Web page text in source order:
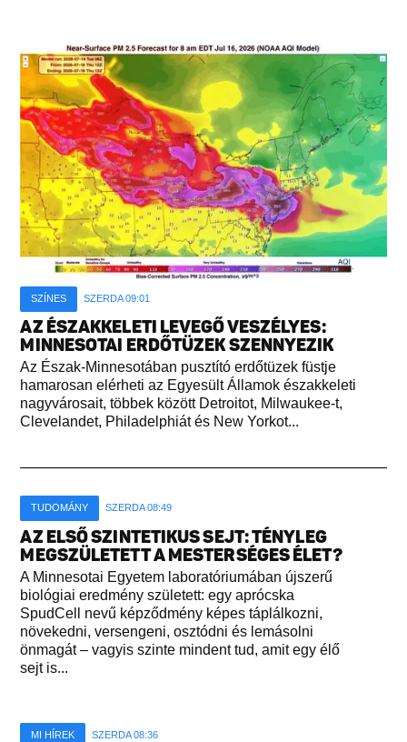
SZÍNES SZERDA 09:01
AZ ÉSZAKKELETI LEVEGŐ VESZÉLYES:
MINNESOTAI ERDŐTÜZEK SZENNYEZIK
Az Észak-Minnesotában pusztító erdőtüzek füstje
hamarosan elérheti az Egyesült Államok északkeleti
nagyvárosait, többek között Detroitot, Milwaukee-t,
Clevelandet, Philadelphiát és New Yorkot...
TUDOMÁNY SZERDA 08:49
AZ ELSŐ SZINTETIKUS SEJT: TÉNYLEG
MEGSZÜLETETT A MESTERSÉGES ÉLET?
A Minnesotai Egyetem laboratóriumában újszerű
biológiai eredmény született: egy aprócska
SpudCell nevű képződmény képes táplálkozni,
növekedni, versengeni, osztódni és lemásolni
önmagát – vagyis szinte mindent tud, amit egy élő
sejt is...
MI HÍREK SZERDA 08:36